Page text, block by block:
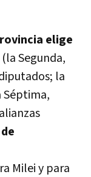
elige
(la Segunda,
la
Séptima,
Milei y para